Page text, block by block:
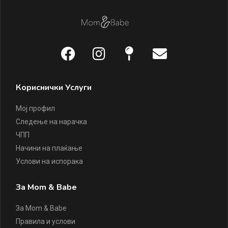
Кориснички Услуги
Мој профил
Следење на нарачка
ЧПП
Начини на плаќање
Услови на испорака
За Mom & Babe
За Mom & Babe
Правила и услови